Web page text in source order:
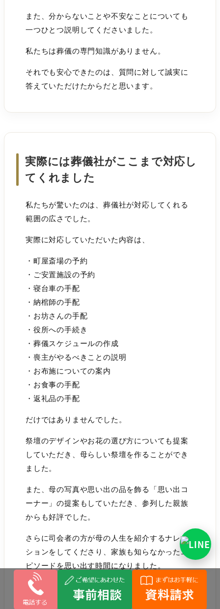
また、分からないことや不安なことについても
一つひとつ説明してくださいました。
私たちは葬儀の専門知識がありません。
それでも安心できたのは、質問に対して誠実に
答えていただけたからだと思います。
実際には葬儀社がここまで対応し
てくれました
私たちが驚いたのは、葬儀社が対応してくれる
範囲の広さでした。
実際に対応していただいた内容は、
・町屋斎場の予約
・ご安置施設の予約
・寝台車の手配
・納棺師の手配
・お坊さんの手配
・役所への手続き
・葬儀スケジュールの作成
・喪主がやるべきことの説明
・お布施についての案内
・お食事の手配
・返礼品の手配
だけではありませんでした。
祭壇のデザインやお花の選び方についても提案
していただき、母らしい祭壇を作ることができ
ました。
また、母の写真や思い出の品を飾る「思い出コ
ーナー」の提案もしていただき、参列した親族
からも好評でした。
さらに司会者の方が母の人生を紹介するナレー
ションをしてくださり、家族も知らなかったエ
ピソードを思い出す時間になりました。
葬儀後には自宅に飾る後飾り祭壇の設置まで行
っていただき、四十九日までの供養についても